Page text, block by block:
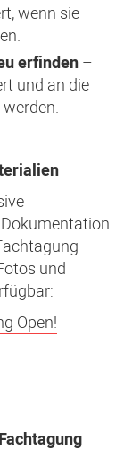
wenn sie
erfinden–
und an die
und
Open!